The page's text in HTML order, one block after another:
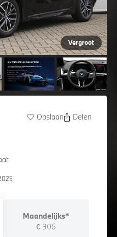
Vergroot
Opslaan Delen
Maandelijks*
€ 906